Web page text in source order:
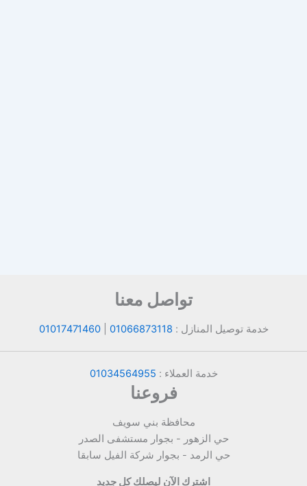
تواصل معنا
خدمة توصيل المنازل : 01066873118
|
01017471460
خدمة العملاء : 01034564955
فروعنا
محافظة بني سويف
حي الزهور - بجوار مستشفى الصدر
حي الرمد - بجوار شركة الفيل سابقا
اشترك الآن ليصلك كل جديد